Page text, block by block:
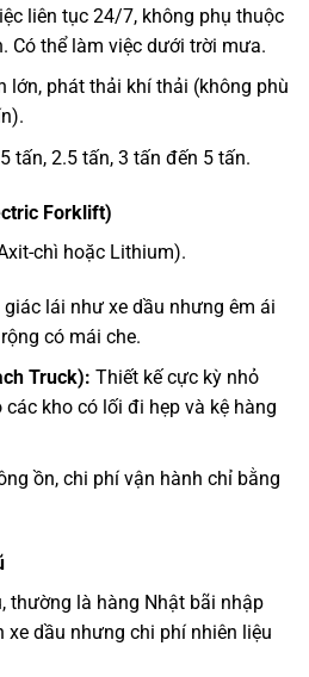
liên tục 24/7, không phụ thuộc
Có thể làm việc dưới trời mưa.
lớn, phát thải khí thải (không phù
tấn, 2.5 tấn, 3 tấn đến 5 tấn.
Forklift)
chì hoặc Lithium).
giác lái như xe dầu nhưng êm ái
có mái che.
Truck): Thiết kế cực kỳ nhỏ
kho có lối đi hẹp và kệ hàng
ồn, chi phí vận hành chỉ bằng
thường là hàng Nhật bãi nhập
xe dầu nhưng chi phí nhiên liệu